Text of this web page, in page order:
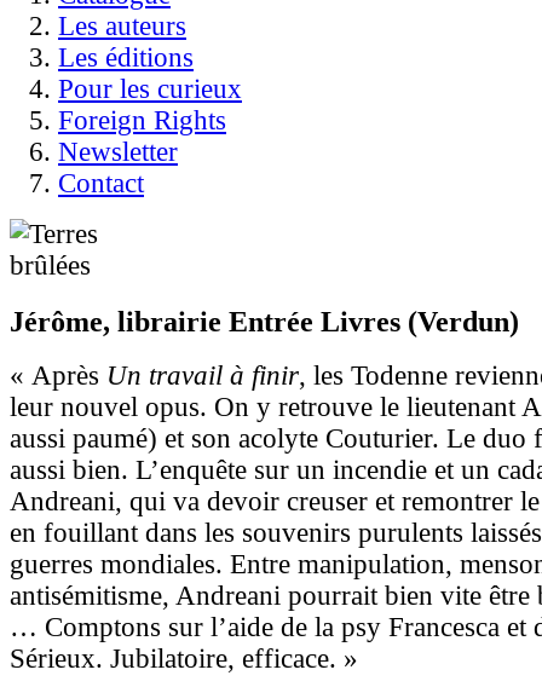
Les auteurs
Les éditions
Pour les curieux
Foreign Rights
Newsletter
Contact
Jérôme, librairie Entrée Livres (Verdun)
« Après Un travail à finir, les Todenne
leur nouvel opus. On y retrouve le lieutenant
aussi paumé) et son acolyte Couturier. Le
aussi bien. L’enquête sur un incendie et un
Andreani, qui va devoir creuser et remontrer
en fouillant dans les souvenirs purulents
guerres mondiales. Entre manipulation,
antisémitisme, Andreani pourrait bien vite être
… Comptons sur l’aide de la psy Francesca et
Sérieux. Jubilatoire, efficace. »